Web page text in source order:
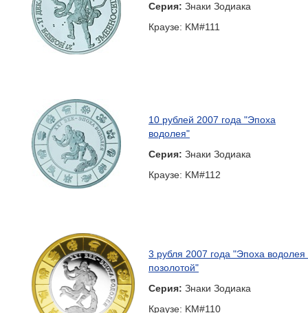
Серия: Знаки Зодиака
Краузе: KM#111
10 рублей 2007 года "Эпоха
водолея"
Серия: Знаки Зодиака
Краузе: KM#112
3 рубля 2007 года "Эпоха водолея
позолотой"
Серия: Знаки Зодиака
Краузе: KM#110